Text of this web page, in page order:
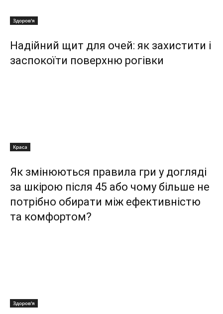
Здоров'я
Надійний щит для очей: як захистити і
заспокоїти поверхню рогівки
Краса
Як змінюються правила гри у догляді
за шкірою після 45 або чому більше не
потрібно обирати між ефективністю
та комфортом?
Здоров'я